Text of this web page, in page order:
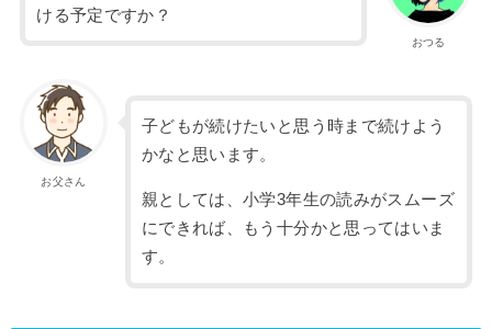
おつる
ける予定ですか？
お父さん
子どもが続けたいと思う時まで続けよう
かなと思います。
親としては、小学3年生の読みがスムーズ
にできれば、もう十分かと思ってはいま
す。